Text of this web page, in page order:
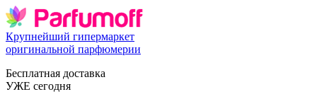
Крупнейший гипермаркет
оригинальной парфюмерии
Бесплатная доставка
УЖЕ сегодня